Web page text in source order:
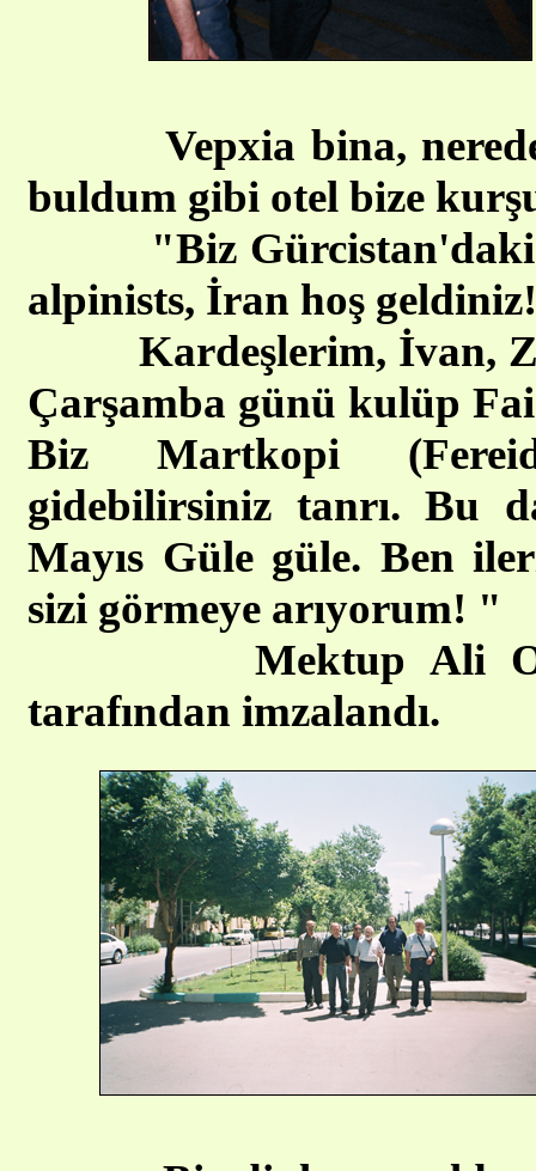
Vepxia bina,
buldum gibi otel bize
"Biz Gürcistan'daki
alpinists, İran hoş geldiniz!
Kardeşlerim, İvan,
Çarşamba günü kulüp
Biz Martkopi
gidebilirsiniz tanrı. Bu
Mayıs Güle güle. Ben
sizi görmeye arıyorum! "
Mektup Ali
tarafından imzalandı.